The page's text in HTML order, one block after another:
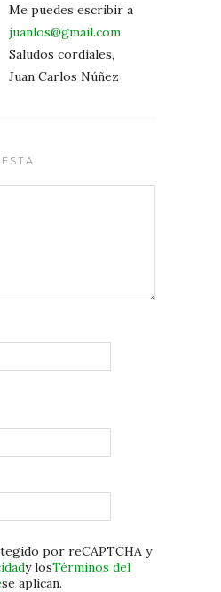
Me puedes escribir a
juanlos@gmail.com
Saludos cordiales,
Juan Carlos Núñez
por reCAPTCHA y
y losTérminos del
se aplican.